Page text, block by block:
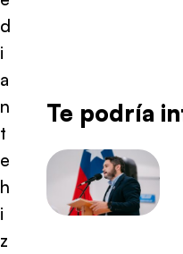
d
i
a
n
t
e
h
i
z
Te podría